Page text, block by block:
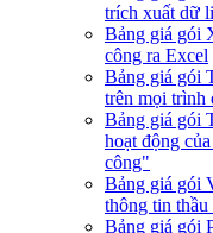
trích xuất dữ
Bảng giá gói
công ra Excel
Bảng giá gói
trên mọi trình
Bảng giá gói
hoạt động
công"
Bảng giá gói
thông tin thầu
Bảng giá gói